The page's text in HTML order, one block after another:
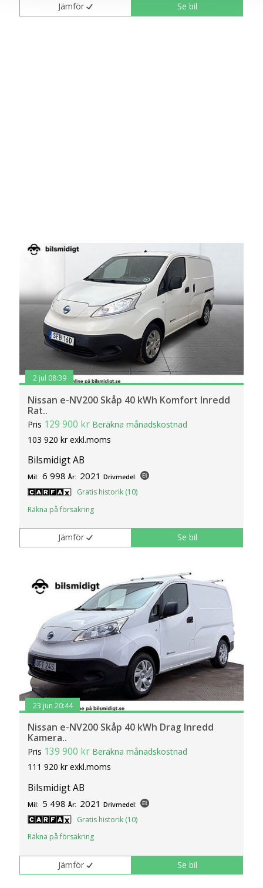
cookies och samtycker till att vi mäter och delar
Jämför Se bil
2 jul 08:39
Nissan e-NV200 Skåp 40 kWh Komfort Inredd
Rat..
Pris 129 900 kr Beräkna månadskostnad
103 920 kr exkl.moms
Bilsmidigt AB
Mil: 6 998 År: 2021 Drivmedel:
Gratis historik (10)
Räkna på försäkring
Jämför Se bil
23 jun 20:44
Nissan e-NV200 Skåp 40 kWh Drag Inredd
Kamera..
Pris 139 900 kr Beräkna månadskostnad
111 920 kr exkl.moms
Bilsmidigt AB
Mil: 5 498 År: 2021 Drivmedel:
Gratis historik (10)
Räkna på försäkring
Jämför Se bil